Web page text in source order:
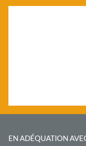
EN ADÉQUATION